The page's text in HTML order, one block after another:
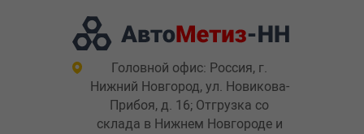
Головной офис: Россия, г.
Нижний Новгород, ул. Новикова-
Прибоя, д. 16; Отгрузка со
склада в Нижнем Новгороде и